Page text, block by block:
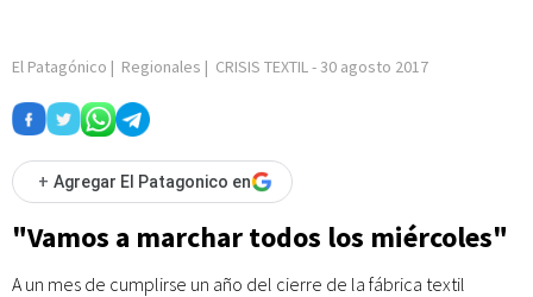
El Patagónico | Regionales | CRISIS TEXTIL-30 agosto 2017
+ Agregar El Patagonico en
"Vamos a marchar todos los miércoles"
A un mes de cumplirse un año del cierre de la fábrica textil